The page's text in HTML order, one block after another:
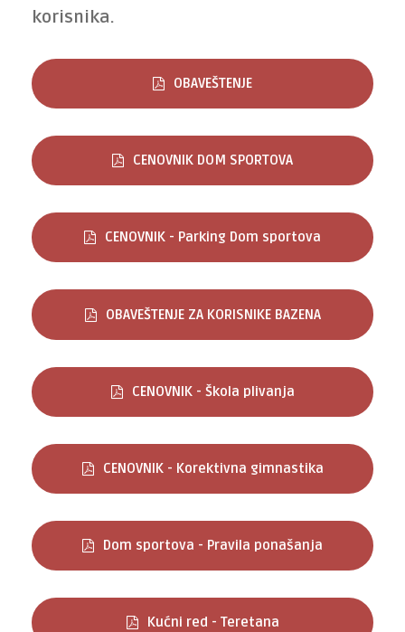
korisnika.
OBAVEŠTENJE
CENOVNIK DOM SPORTOVA
CENOVNIK - Parking Dom sportova
OBAVEŠTENJE ZA KORISNIKE BAZENA
CENOVNIK - Škola plivanja
CENOVNIK - Korektivna gimnastika
Dom sportova - Pravila ponašanja
Kućni red - Teretana